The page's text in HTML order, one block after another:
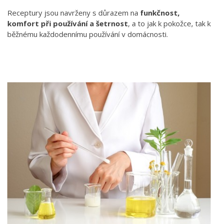
Receptury jsou navrženy s důrazem na funkčnost,
komfort při používání a šetrnost, a to jak k pokožce, tak k
běžnému každodennímu používání v domácnosti.